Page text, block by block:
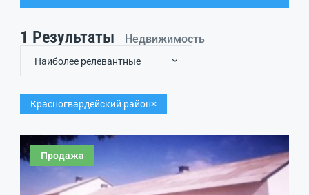
1 Результаты Недвижимость
Наиболее релевантные
Красногвардейский район
Продажа